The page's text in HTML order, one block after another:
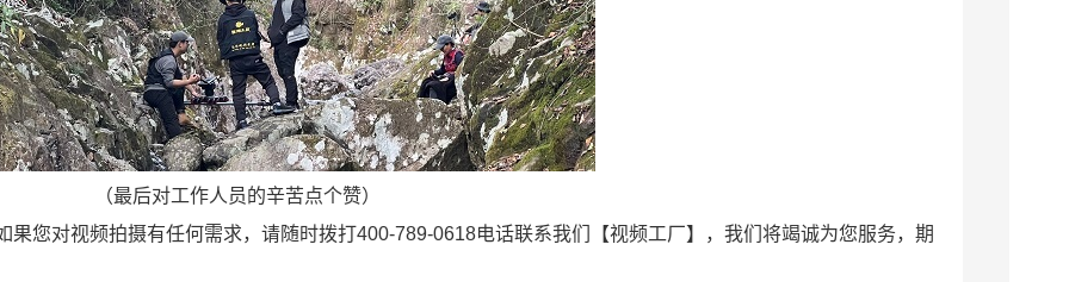
（最后对工作人员的辛苦点个赞）
对视频拍摄有任何需求，请随时拨打400-789-0618电话联系我们【视频工厂】，我们将竭诚为您服务，期